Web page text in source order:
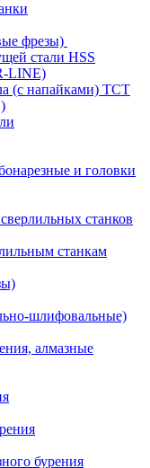
фрезы)
стали HSS
LINE)
(с напайками) ТСТ
и головки
станков
станкам
шлифовальные)
алмазные
бурения